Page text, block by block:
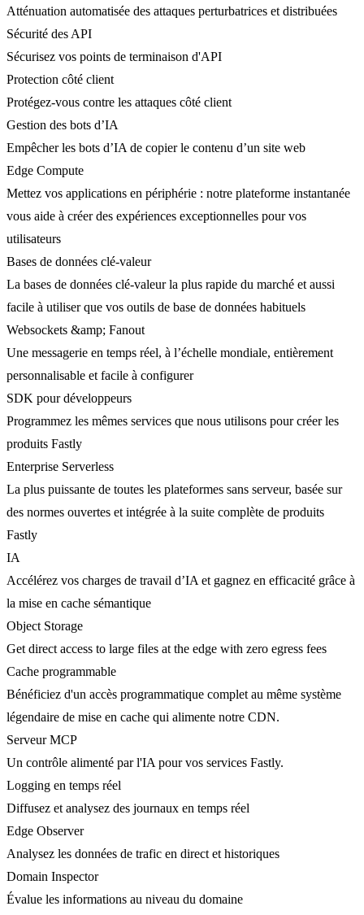
Atténuation automatisée des attaques perturbatrices et distribuées
Sécurité des API
Sécurisez vos points de terminaison d'API
Protection côté client
Protégez-vous contre les attaques côté client
Gestion des bots d’IA
Empêcher les bots d’IA de copier le contenu d’un site web
Edge Compute
Mettez vos applications en périphérie : notre plateforme instantanée
vous aide à créer des expériences exceptionnelles pour vos
utilisateurs
Bases de données clé-valeur
La bases de données clé-valeur la plus rapide du marché et aussi
facile à utiliser que vos outils de base de données habituels
Websockets &amp; Fanout
Une messagerie en temps réel, à l’échelle mondiale, entièrement
personnalisable et facile à configurer
SDK pour développeurs
Programmez les mêmes services que nous utilisons pour créer les
produits Fastly
Enterprise Serverless
La plus puissante de toutes les plateformes sans serveur, basée sur
des normes ouvertes et intégrée à la suite complète de produits
Fastly
IA
Accélérez vos charges de travail d’IA et gagnez en efficacité grâce à
la mise en cache sémantique
Object Storage
Get direct access to large files at the edge with zero egress fees
Cache programmable
Bénéficiez d'un accès programmatique complet au même système
légendaire de mise en cache qui alimente notre CDN.
Serveur MCP
Un contrôle alimenté par l'IA pour vos services Fastly.
Logging en temps réel
Diffusez et analysez des journaux en temps réel
Edge Observer
Analysez les données de trafic en direct et historiques
Domain Inspector
Évalue les informations au niveau du domaine